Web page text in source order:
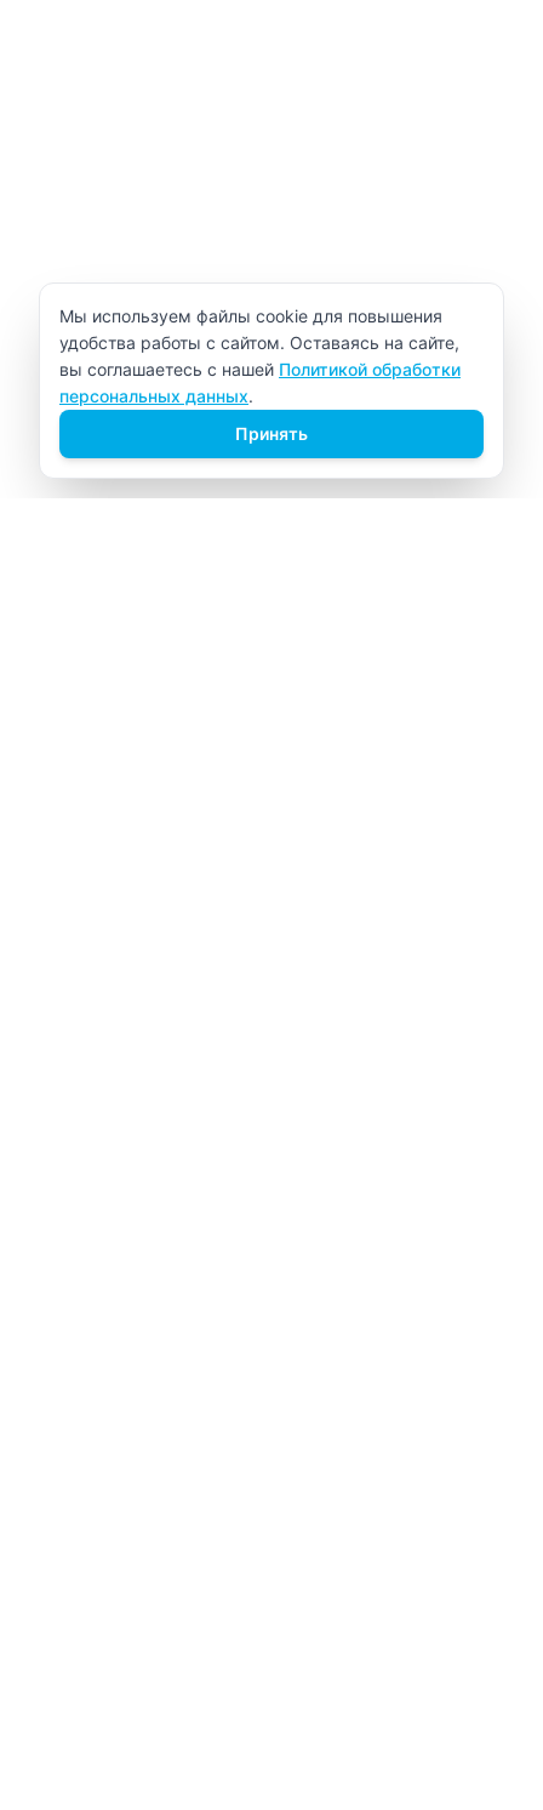
Уведомление об использовании cookie
Мы используем файлы cookie для повышения
удобства работы с сайтом. Оставаясь на сайте,
вы соглашаетесь с нашей Политикой обработки
персональных данных.
Принять